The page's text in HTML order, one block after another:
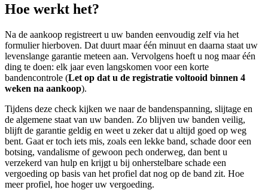
Hoe werkt het?
Na de aankoop registreert u uw banden eenvoudig zelf via het
formulier hierboven. Dat duurt maar één minuut en daarna staat uw
levenslange garantie meteen aan. Vervolgens hoeft u nog maar één
ding te doen: elk jaar even langskomen voor een korte
bandencontrole (Let op dat u de registratie voltooid binnen 4
weken na aankoop).
Tijdens deze check kijken we naar de bandenspanning, slijtage en
de algemene staat van uw banden. Zo blijven uw banden veilig,
blijft de garantie geldig en weet u zeker dat u altijd goed op weg
bent. Gaat er toch iets mis, zoals een lekke band, schade door een
botsing, vandalisme of gewoon pech onderweg, dan bent u
verzekerd van hulp en krijgt u bij onherstelbare schade een
vergoeding op basis van het profiel dat nog op de band zit. Hoe
meer profiel, hoe hoger uw vergoeding.